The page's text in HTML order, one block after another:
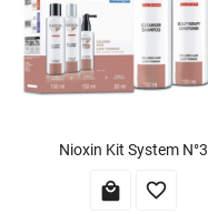
Nioxin Kit System N°3
 